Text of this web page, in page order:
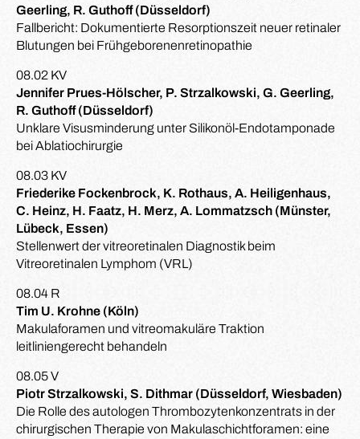
Geerling, R. Guthoff (Düsseldorf)
Fallbericht: Dokumentierte Resorptionszeit neuer retinaler
Blutungen bei Frühgeborenenretinopathie
08.02 KV
Jennifer Prues-Hölscher, P. Strzalkowski, G. Geerling,
R. Guthoff (Düsseldorf)
Unklare Visusminderung unter Silikonöl-Endotamponade
bei Ablatiochirurgie
08.03 KV
Friederike Fockenbrock, K. Rothaus, A. Heiligenhaus,
C. Heinz, H. Faatz, H. Merz, A. Lommatzsch (Münster,
Lübeck, Essen)
Stellenwert der vitreoretinalen Diagnostik beim
Vitreoretinalen Lymphom (VRL)
08.04 R
Tim U. Krohne (Köln)
Makulaforamen und vitreomakuläre Traktion
leitliniengerecht behandeln
08.05 V
Piotr Strzalkowski, S. Dithmar (Düsseldorf, Wiesbaden)
Die Rolle des autologen Thrombozytenkonzentrats in der
chirurgischen Therapie von Makulaschichtforamen: eine